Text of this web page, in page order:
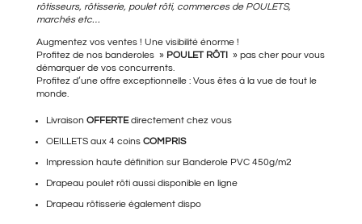
ÉTAIT :
69,00€.
EST :
49,90€.
rôtisseurs, rôtisserie, poulet rôti, commerces de POULETS,
marchés etc…
Augmentez vos ventes ! Une visibilité énorme !
Profitez de nos banderoles » POULET RÔTI» pas cher pour vous
démarquer de vos concurrents.
Profitez d’une offre exceptionnelle : Vous êtes à la vue de tout le
monde.
Livraison OFFERTEdirectement chez vous
OEILLETS aux 4 coins COMPRIS
Impression haute définition sur Banderole PVC 450g/m2
Drapeau poulet rôtiaussi disponible en ligne
Drapeau rôtisserieégalement dispo